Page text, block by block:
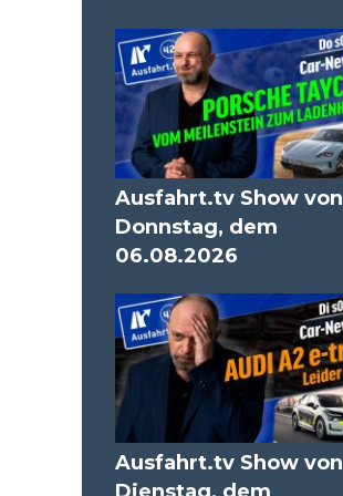
Ausfahrt.tv Show von
Donnstag, dem
06.08.2026
Ausfahrt.tv Show von